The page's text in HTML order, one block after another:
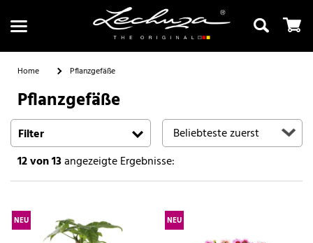
Suchen
Home Pflanzgefäße
Pflanzgefäße
Filter
12von 13angezeigte Ergebnisse:
NEU NEU